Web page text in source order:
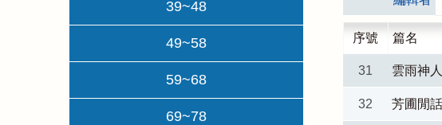
39~48
49~58
59~68
69~78
序號 篇名
31 雲雨神
32 芳圃閒話